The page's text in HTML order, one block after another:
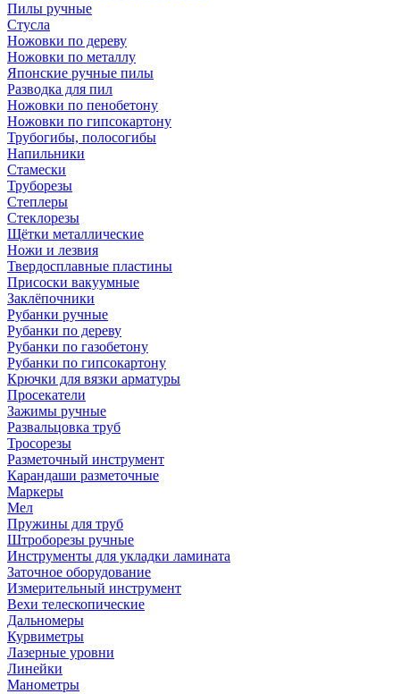
Пилы ручные
Стусла
Ножовки по дереву
Ножовки по металлу
Японские ручные пилы
Разводка для пил
Ножовки по пенобетону
Ножовки по гипсокартону
Трубогибы, полосогибы
Напильники
Стамески
Труборезы
Степлеры
Стеклорезы
Щётки металлические
Ножи и лезвия
Твердосплавные пластины
Присоски вакуумные
Заклёпочники
Рубанки ручные
Рубанки по дереву
Рубанки по газобетону
Рубанки по гипсокартону
Крючки для вязки арматуры
Просекатели
Зажимы ручные
Развальцовка труб
Тросорезы
Разметочный инструмент
Карандаши разметочные
Маркеры
Мел
Пружины для труб
Штроборезы ручные
Инструменты для укладки ламината
Заточное оборудование
Измерительный инструмент
Вехи телескопические
Дальномеры
Курвиметры
Лазерные уровни
Линейки
Манометры